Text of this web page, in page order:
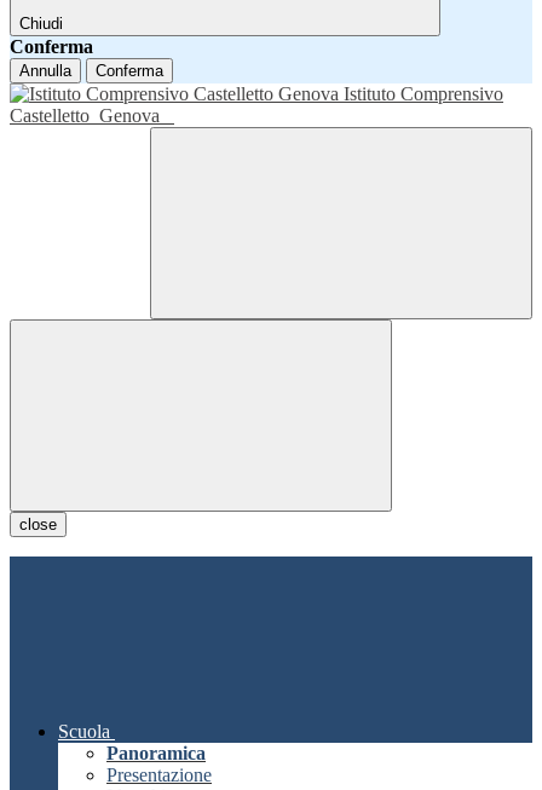
Chiudi
Conferma
Annulla Conferma
Istituto Comprensivo
Castelletto Genova
close
Scuola
Panoramica
Presentazione